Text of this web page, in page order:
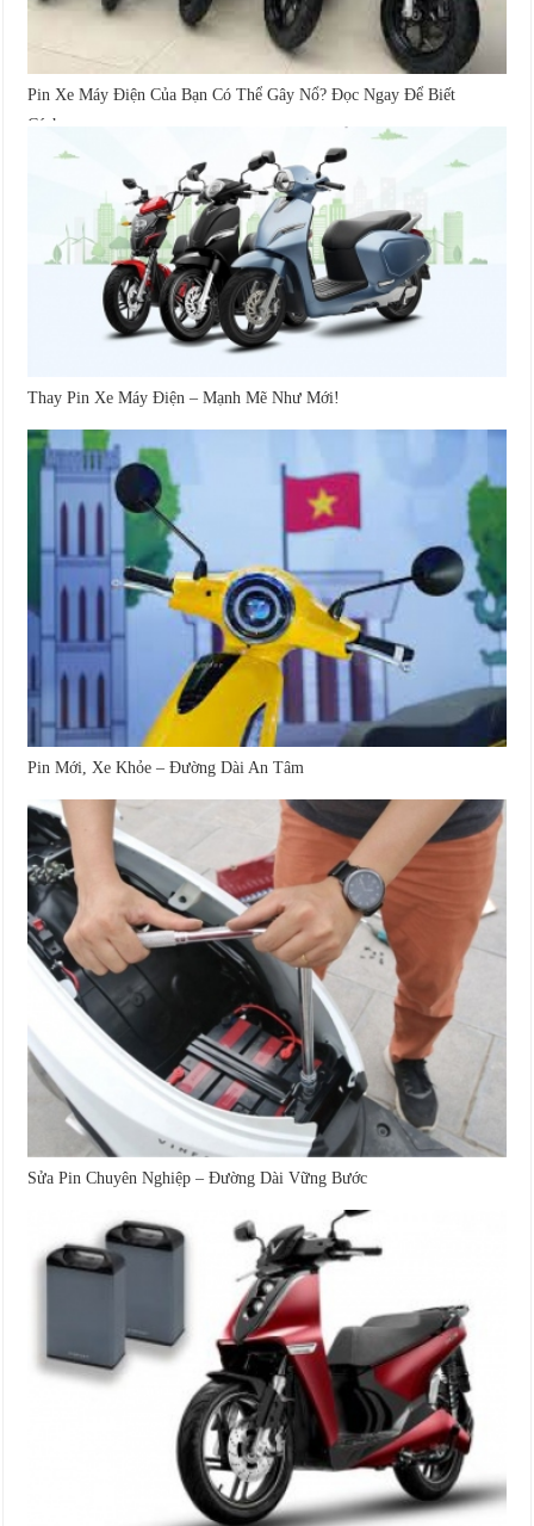
Pin Xe Máy Điện Của Bạn Có Thể Gây Nổ? Đọc Ngay Để Biết
Cách...
Thay Pin Xe Máy Điện – Mạnh Mẽ Như Mới!
Pin Mới, Xe Khỏe – Đường Dài An Tâm
Sửa Pin Chuyên Nghiệp – Đường Dài Vững Bước